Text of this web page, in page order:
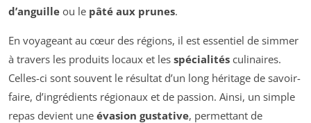
d’anguille ou le pâté aux prunes.
En voyageant au cœur des régions, il est essentiel de simmer
à travers les produits locaux et les spécialités culinaires.
Celles-ci sont souvent le résultat d’un long héritage de savoir-
faire, d’ingrédients régionaux et de passion. Ainsi, un simple
repas devient une évasion gustative, permettant de